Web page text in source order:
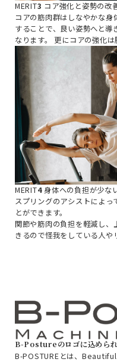
MERIT3 コア強化と姿勢の改
コアの筋肉群はしなやかな身
することで、良い姿勢へと導
なります。
更にコアの強化は
MERIT4 身体への負担が少な
スプリングのアシストによっ
とができます。
関節や筋肉の負担を軽減し、
きるので怪我をしている人や
B-Postureのロゴに込めら
B-POSTUREとは、